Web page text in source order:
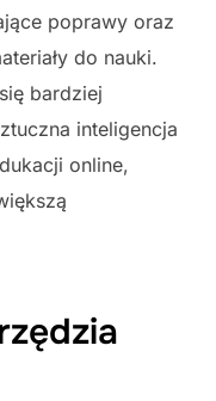
poprawy oraz
do nauki.
bardziej
inteligencja
online,